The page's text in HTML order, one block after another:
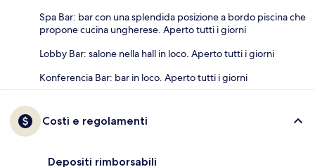
Spa Bar: bar con una splendida posizione a bordo piscina che
propone cucina ungherese. Aperto tutti i giorni
Lobby Bar: salone nella hall in loco. Aperto tutti i giorni
Konferencia Bar: bar in loco. Aperto tutti i giorni
Costi e regolamenti
Depositi rimborsabili